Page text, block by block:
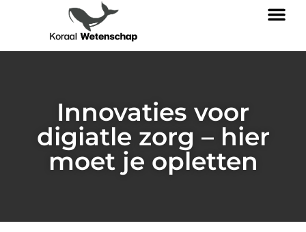
Innovaties voor
digiatle zorg – hier
moet je opletten